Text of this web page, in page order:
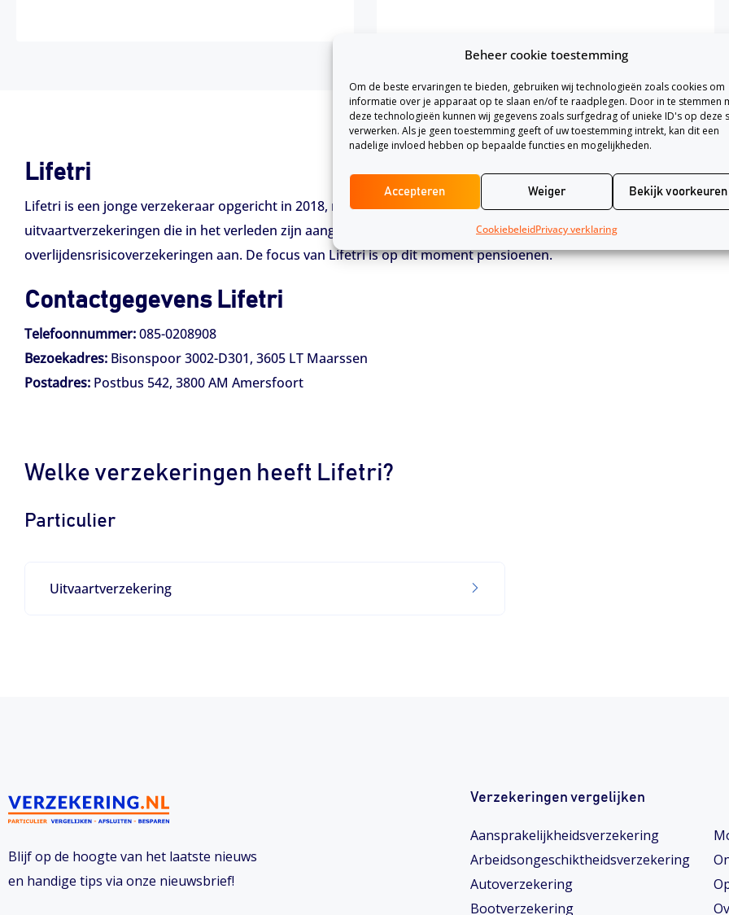
Beheer cookie toestemming
Om de beste ervaringen te bieden, gebruiken wij technologieën zoals cookies om
informatie over je apparaat op te slaan en/of te raadplegen. Door in te stemmen
deze technologieën kunnen wij gegevens zoals surfgedrag of unieke ID's op deze
verwerken. Als je geen toestemming geeft of uw toestemming intrekt, kan dit een
nadelige invloed hebben op bepaalde functies en mogelijkheden.
Accepteren Weiger Bekijk voorkeuren
CookiebeleidPrivacy verklaring
Lifetri
Lifetri is een jonge verzekeraar opgericht in 2018, maar kent een lange historie. Lifetri heeft pensioen, uitvaart
uitvaartverzekeringen die in het verleden zijn aangeboden door Klaverblad of NUVEMA. Op dit moment biedt
overlijdensrisicoverzekeringen aan. De focus van Lifetri is op dit moment pensioenen.
Contactgegevens Lifetri
Telefoonnummer:085-0208908
Bezoekadres: Bisonspoor 3002-D301, 3605 LT Maarssen
Postadres: Postbus 542, 3800 AM Amersfoort
Welke verzekeringen heeft Lifetri?
Particulier
Uitvaartverzekering
Blijf op de hoogte van het laatste nieuws
en handige tips via onze nieuwsbrief!
Verzekeringen vergelijken
Aansprakelijkheidsverzekering
Arbeidsongeschiktheids­­verzekering
Autoverzekering
Bootverzekering